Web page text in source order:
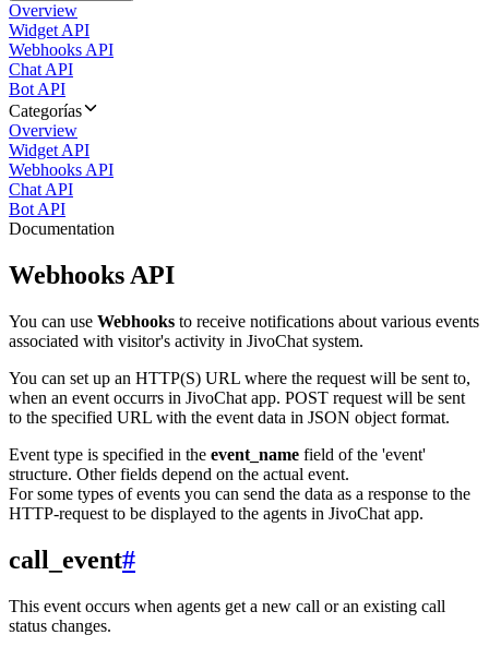
Overview
Widget API
Webhooks API
Chat API
Bot API
Categorías
Overview
Widget API
Webhooks API
Chat API
Bot API
Documentation
Webhooks API
You can use Webhooks to receive notifications about various events
associated with visitor's activity in JivoChat system.
You can set up an HTTP(S) URL where the request will be sent to,
when an event occurrs in JivoChat app. POST request will be sent
to the specified URL with the event data in JSON object format.
Event type is specified in the event_name field of the 'event'
structure. Other fields depend on the actual event.
For some types of events you can send the data as a response to the
HTTP-request to be displayed to the agents in JivoChat app.
call_event#
This event occurs when agents get a new call or an existing call
status changes.